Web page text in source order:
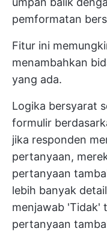
pemformatan
Fitur ini
menambahkan
yang ada.
Logika bersyarat
formulir
jika responden
pertanyaan,
pertanyaan
lebih banyak
menjawab 'Tidak'
pertanyaan